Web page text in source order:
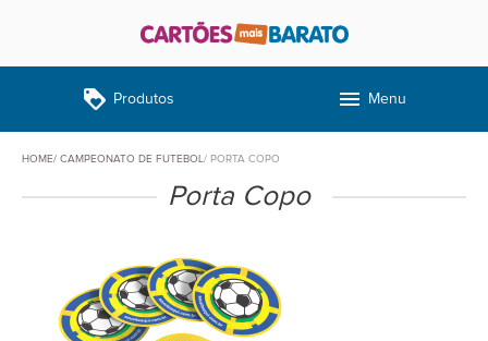
loyalty Produtos menu Menu
HOME CAMPEONATO DE FUTEBOL PORTA COPO
Porta Copo